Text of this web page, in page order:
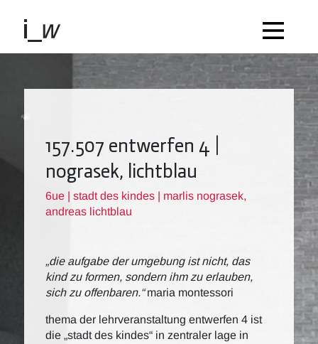
157.507 entwerfen 4 |
nograsek, lichtblau
6ue | stadt des kindes | marlis nograsek,
andreas lichtblau
„die aufgabe der umgebung ist nicht, das
kind zu formen, sondern ihm zu erlauben,
sich zu offenbaren.“maria montessori
thema der lehrveranstaltung entwerfen 4 ist
die „stadt des kindes“ in zentraler lage in